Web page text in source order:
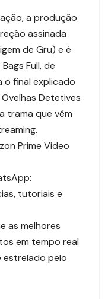
a produção
assinada
de Gru) e é
Full, de
o final explicado
Detetives
trama que vêm
Prime Video
tutoriais e
as melhores
em tempo real
estrelado pelo